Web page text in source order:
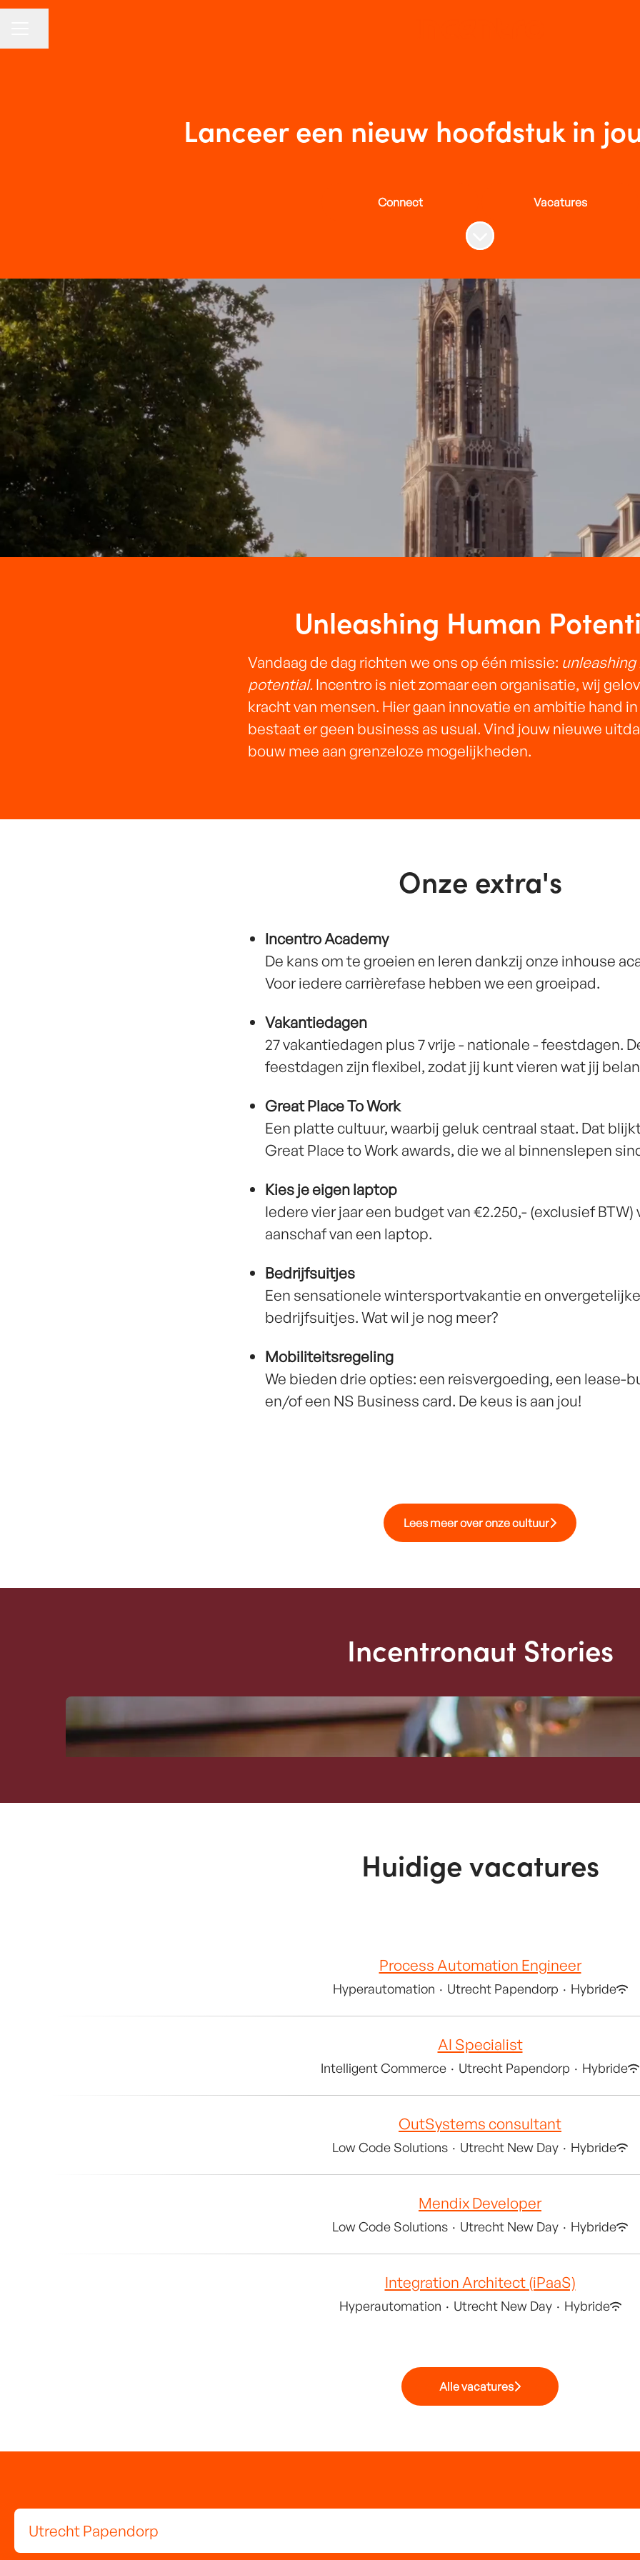
Lanceer een nieuw hoofdstuk in
Connect
Vacatures
Naar content scrollen
Een unieke organisatie
Incentro is opgericht in 1996, wat betekent dat we al 30 jaar
Waar we ooit begonnen als dienstverlener op het gebied
business intelligence en contentmanagement, zijn we nu
uitgegroeid tot een internationale digitale dienstverlener
Sounds cool right? Ontdek jouw
bij Incentro vandaag nog.
Unleashing Human
Vandaag de dag richten we ons op één missie: unleashing
potential.Incentro is niet zomaar een organisatie, wij
kracht van mensen. Hier gaan innovatie en ambitie hand
bestaat er geen business as usual. Vind jouw nieuwe
bouw mee aan grenzeloze mogelijkheden.
Onze extra's
Incentro Academy
De kans om te groeien en leren dankzij onze inhouse
Voor iedere carrièrefase hebben we een groeipad.
Vakantiedagen
27 vakantiedagen plus 7 vrije - nationale - feestdagen.
feestdagen zijn flexibel, zodat jij kunt vieren wat jij
Great Place To Work
Een platte cultuur, waarbij geluk centraal staat. Dat
Great Place to Work awards, die we al binnenslepen
Kies je eigen laptop
Iedere vier jaar een budget van €2.250,- (exclusief BTW)
aanschaf van een laptop.
Bedrijfsuitjes
Een sensationele wintersportvakantie en onvergetelijke
bedrijfsuitjes. Wat wil je nog meer?
Mobiliteitsregeling
We bieden drie opties: een reisvergoeding, een lease-
en/of een NS Business card. De keus is aan jou!
Lees meer over onze cultuur
Incentronaut Stories
Stef Lagomatis
Huidige vacatures
Process Automation Engineer
Hyperautomation · Utrecht Papendorp · Hybride
AI Specialist
Intelligent Commerce · Utrecht Papendorp · Hybride
OutSystems consultant
Low Code Solutions · Utrecht New Day · Hybride
Mendix Developer
Low Code Solutions · Utrecht New Day · Hybride
Integration Architect (iPaaS)
Hyperautomation · Utrecht New Day · Hybride
Alle vacatures